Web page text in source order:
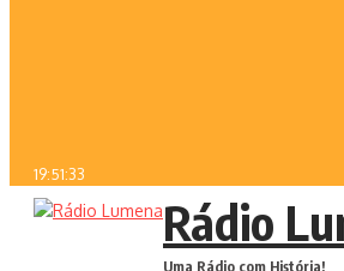
19:51:33
Rádio
Uma Rádio com História!